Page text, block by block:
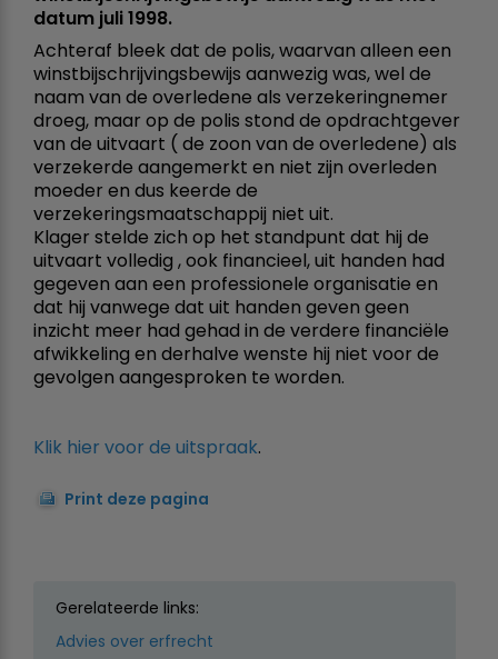
datum juli 1998.
Achteraf bleek dat de polis, waarvan alleen een
winstbijschrijvingsbewijs aanwezig was, wel de
naam van de overledene als verzekeringnemer
droeg, maar op de polis stond de opdrachtgever
van de uitvaart ( de zoon van de overledene) als
verzekerde aangemerkt en niet zijn overleden
moeder en dus keerde de
verzekeringsmaatschappij niet uit.
Klager stelde zich op het standpunt dat hij de
uitvaart volledig , ook financieel, uit handen had
gegeven aan een professionele organisatie en
dat hij vanwege dat uit handen geven geen
inzicht meer had gehad in de verdere financiële
afwikkeling en derhalve wenste hij niet voor de
gevolgen aangesproken te worden.
Klik hier voor de uitspraak.
Print deze pagina
Gerelateerde links:
Advies over erfrecht